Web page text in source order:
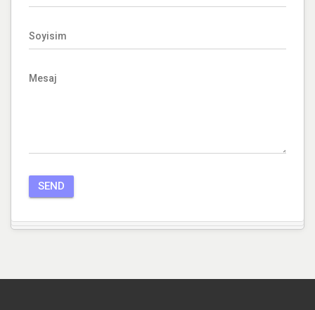
Soyisim
Mesaj